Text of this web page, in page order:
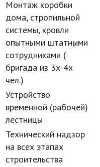
Монтаж коробки
дома, стропильной
системы, кровли
опытными штатными
сотрудниками (
бригада из 3х-4х
чел.)
Устройство
временной (рабочей)
лестницы
Технический надзор
на всех этапах
строительства